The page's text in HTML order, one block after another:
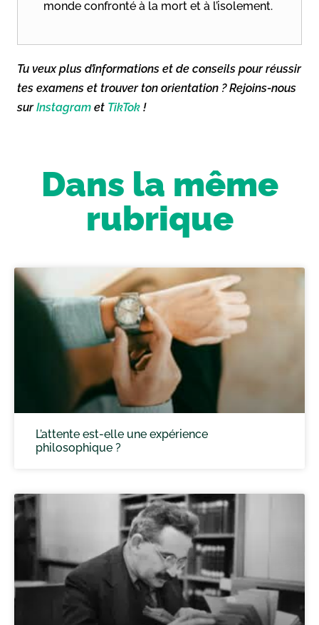
monde confronté à la mort et à l’isolement.
Tu veux plus d’informations et de conseils pour réussir
tes examens et trouver ton orientation ? Rejoins-nous
surInstagram et TikTok !
Dans la même
rubrique
L’attente est-elle une expérience
philosophique ?